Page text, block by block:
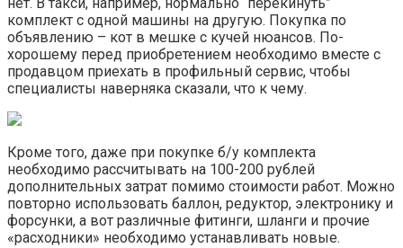
комплект с одной машины на другую. Покупка по
объявлению – кот в мешке с кучей нюансов. По-
хорошему перед приобретением необходимо вместе с
продавцом приехать в профильный сервис, чтобы
специалисты наверняка сказали, что к чему.
Кроме того, даже при покупке б/у комплекта
необходимо рассчитывать на 100-200 рублей
дополнительных затрат помимо стоимости работ. Можно
повторно использовать баллон, редуктор, электронику и
форсунки, а вот различные фитинги, шланги и прочие
«расходники» необходимо устанавливать новые.